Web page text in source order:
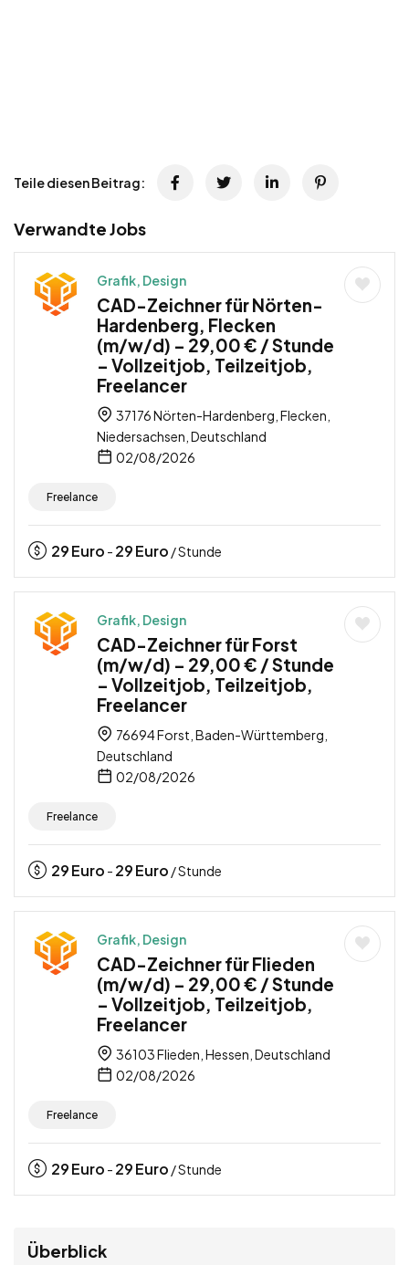
Teile diesen Beitrag:
Verwandte Jobs
Grafik, Design
CAD-Zeichner für Nörten-
Hardenberg, Flecken
(m/w/d) – 29,00 € / Stunde
– Vollzeitjob, Teilzeitjob,
Freelancer
37176 Nörten-Hardenberg, Flecken,
Niedersachsen, Deutschland
02/08/2026
Freelance
29Euro - 29Euro / Stunde
Grafik, Design
CAD-Zeichner für Forst
(m/w/d) – 29,00 € / Stunde
– Vollzeitjob, Teilzeitjob,
Freelancer
76694 Forst, Baden-Württemberg,
Deutschland
02/08/2026
Freelance
29Euro - 29Euro / Stunde
Grafik, Design
CAD-Zeichner für Flieden
(m/w/d) – 29,00 € / Stunde
– Vollzeitjob, Teilzeitjob,
Freelancer
36103 Flieden, Hessen, Deutschland
02/08/2026
Freelance
29Euro - 29Euro / Stunde
Überblick